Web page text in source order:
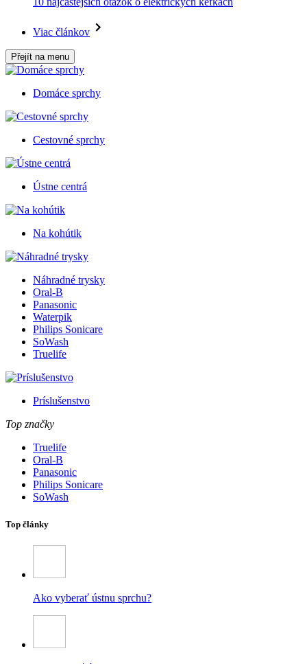
Viac článkov
Přejít na menu
Domáce sprchy
Cestovné sprchy
Ústne centrá
Na kohútik
Náhradné trysky
Oral-B
Panasonic
Waterpik
Philips Sonicare
SoWash
Truelife
Príslušenstvo
Top značky
Truelife
Oral-B
Panasonic
Philips Sonicare
SoWash
Top články
Ako vyberať ústnu sprchu?